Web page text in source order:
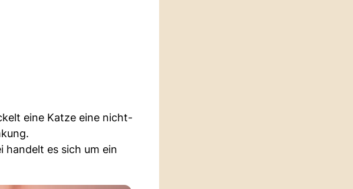
eine Katze eine nicht-
handelt es sich um ein